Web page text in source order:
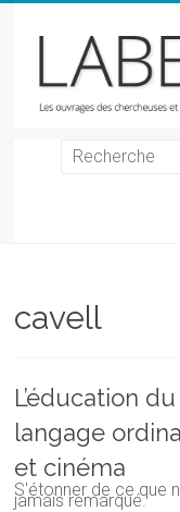
chercheurs
Faculté
des
lettres
cavell
L’éducation
langage
et cinéma
S'étonner de ce que
jamais remarqué.